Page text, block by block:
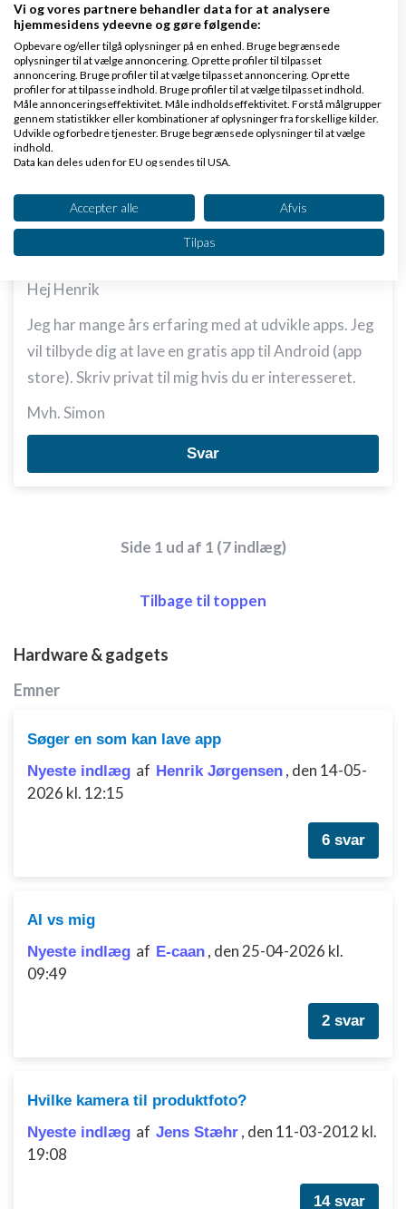
Svar
SimonSkrevet12-06-2026kl. 14:01
Hej Henrik
Jeg har mange års erfaring med at udvikle apps. Jeg
vil tilbyde dig at lave en gratis app til Android (app
store). Skriv privat til mig hvis du er interesseret.
Mvh. Simon
Svar
Side 1 ud af 1 (7 indlæg)
Tilbage til toppen
Hardware & gadgets
Emner
Søger en som kan lave app
Nyeste indlæg af Henrik Jørgensen , den 14-05-
2026 kl. 12:15
6 svar
AI vs mig
Nyeste indlæg af E-caan , den 25-04-2026 kl.
09:49
2 svar
Hvilke kamera til produktfoto?
Nyeste indlæg af Jens Stæhr , den 11-03-2012 kl.
19:08
14 svar
Vi og vores partnere behandler data for at analysere
hjemmesidens ydeevne og gøre følgende:
Opbevare og/eller tilgå oplysninger på en enhed. Bruge begrænsede
oplysninger til at vælge annoncering. Oprette profiler til tilpasset
annoncering. Bruge profiler til at vælge tilpasset annoncering. Oprette
profiler for at tilpasse indhold. Bruge profiler til at vælge tilpasset indhold.
Måle annonceringseffektivitet. Måle indholdseffektivitet. Forstå målgrupper
gennem statistikker eller kombinationer af oplysninger fra forskellige kilder.
Udvikle og forbedre tjenester. Bruge begrænsede oplysninger til at vælge
indhold.
Data kan deles uden for EU og sendes til USA.
Se partnerliste (2 IAB-leverandører)
Vi bruger dine data til følgende formål:
IAB's behandlingsformål:
Opbevare og/eller tilgå oplysninger på en
enhed
Bruge begrænsede oplysninger til at vælge
annoncering
Oprette profiler til tilpasset annoncering
Bruge profiler til at vælge tilpasset
annoncering
Oprette profiler for at tilpasse indhold
Måle annonceringseffektivitet
kilder
Udvikle og forbedre tjenester
Bruge begrænsede oplysninger til at vælge
indhold
IAB Special Features:
Bruge præcise geografiske
Nødvendig
Ydeevne
Accepter alle Afvis
Tilpas